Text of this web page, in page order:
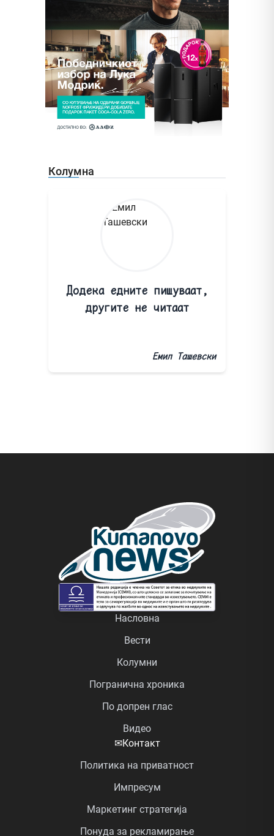
Колумна
Додека едните пишуваат,
другите не читаат
Емил Ташевски
Насловна
Вести
Колумни
Погранична хроника
По допрен глас
Видео
✉Контакт
Политика на приватност
Импресум
Маркетинг стратегија
Понуда за рекламирање